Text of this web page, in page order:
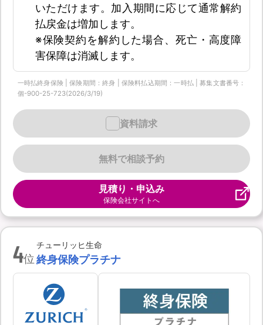
いただけます。加入期間に応じて通常解約
払戻金は増加します。
※保険契約を解約した場合、死亡・高度障
害保障は消滅します。
一時払終身保険 | 保険期間：終身 | 保険料払込期間：一時払 | 募集文書番号：
個-900-25-723(2026/3/19)
無料で相談予約
資料請求
見積り・申込み
保険会社サイトへ
4位
チューリッヒ生命
終身保険プラチナ